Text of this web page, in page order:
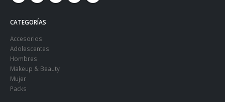
CATEGORÍAS
Accesorios
Adolescentes
Hombres
Makeup & Beauty
Mujer
Packs